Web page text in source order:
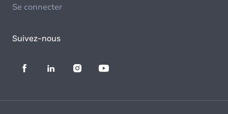
Se connecter
Suivez-nous